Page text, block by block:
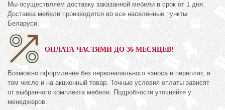
Мы осуществляем доставку заказанной мебели в срок от 1 дня.
Доставка мебели производится во все населенные пункты
Беларуси.
ОПЛАТА ЧАСТЯМИ ДО 36 МЕСЯЦЕВ!
Возможно оформление без первоначального взноса и переплат, в
том числе и на акционный товар. Точные условия оплаты зависят
от выбранного комплекта мебели. Подробности уточняйте у
менеджеров.